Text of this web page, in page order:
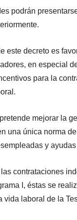
podrán
este decreto es
en especial
para la
mejorar la
una única norma
y
contrataciones
I, éstas se
vida laboral de la